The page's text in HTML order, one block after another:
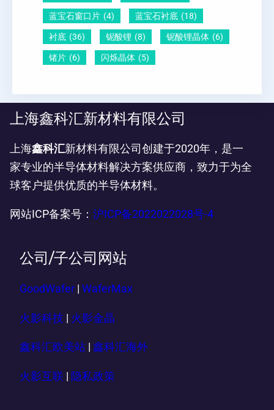
蓝宝石窗口片 (4) 蓝宝石衬底 (18)
衬底 (36) 铌酸锂 (8) 铌酸锂晶体 (6)
锗片 (6) 闪烁晶体 (5)
上海鑫科汇新材料有限公司
上海鑫科汇新材料有限公司创建于2020年，是一
家专业的半导体材料解决方案供应商，致力于为全
球客户提供优质的半导体材料。
网站ICP备案号： 沪ICP备2022022028号-4
公司/子公司网站
GoodWafer WaferMax
火影科技 | 火影金晶
鑫科汇欧美站 鑫科汇海外
火影互联 隐私政策